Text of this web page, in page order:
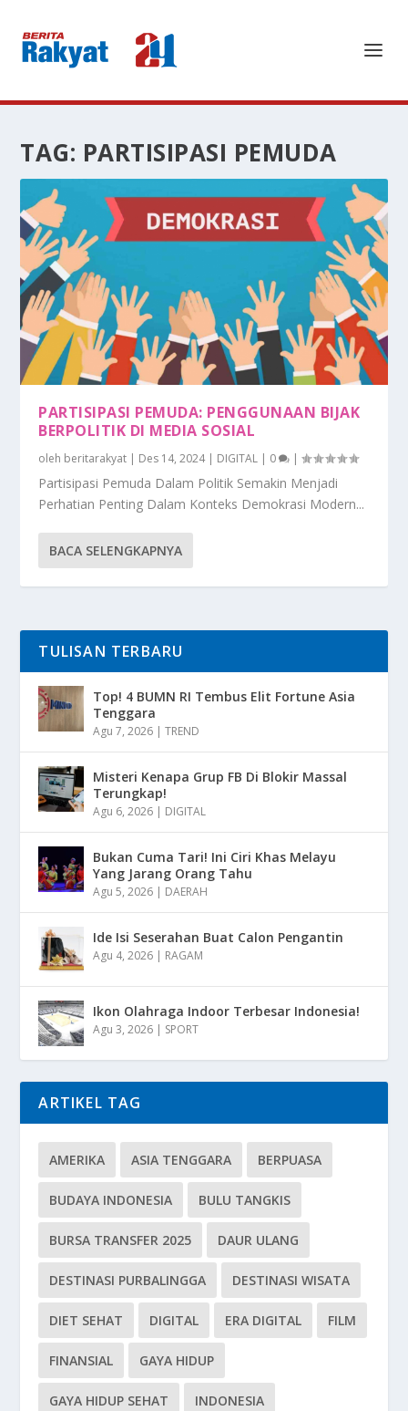
TAG: PARTISIPASI PEMUDA
PARTISIPASI PEMUDA: PENGGUNAAN BIJAK
BERPOLITIK DI MEDIA SOSIAL
oleh beritarakyat Des 14, 2024| DIGITAL 0 |
Partisipasi Pemuda Dalam Politik Semakin Menjadi
Perhatian Penting Dalam Konteks Demokrasi Modern...
BACA SELENGKAPNYA
TULISAN TERBARU
Top! 4 BUMN RI Tembus Elit Fortune Asia
Tenggara
Agu 7, 2026 |TREND
Misteri Kenapa Grup FB Di Blokir Massal
Terungkap!
Agu 6, 2026 DIGITAL
Bukan Cuma Tari! Ini Ciri Khas Melayu
Yang Jarang Orang Tahu
Agu 5, 2026 DAERAH
Ide Isi Seserahan Buat Calon Pengantin
Agu 4, 2026 RAGAM
Ikon Olahraga Indoor Terbesar Indonesia!
Agu 3, 2026 SPORT
ARTIKEL TAG
AMERIKA ASIA TENGGARA BERPUASA
BUDAYA INDONESIA BULU TANGKIS
BURSA TRANSFER 2025 DAUR ULANG
DESTINASI PURBALINGGA DESTINASI WISATA
DIET SEHAT DIGITAL ERA DIGITAL FILM
FINANSIAL GAYA HIDUP
GAYA HIDUP SEHAT INDONESIA